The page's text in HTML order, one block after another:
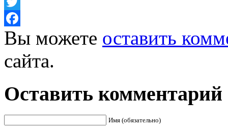
Twitter
Facebook
Вы можете оставить
сайта.
Оставить комментарий
Имя (обязательно)